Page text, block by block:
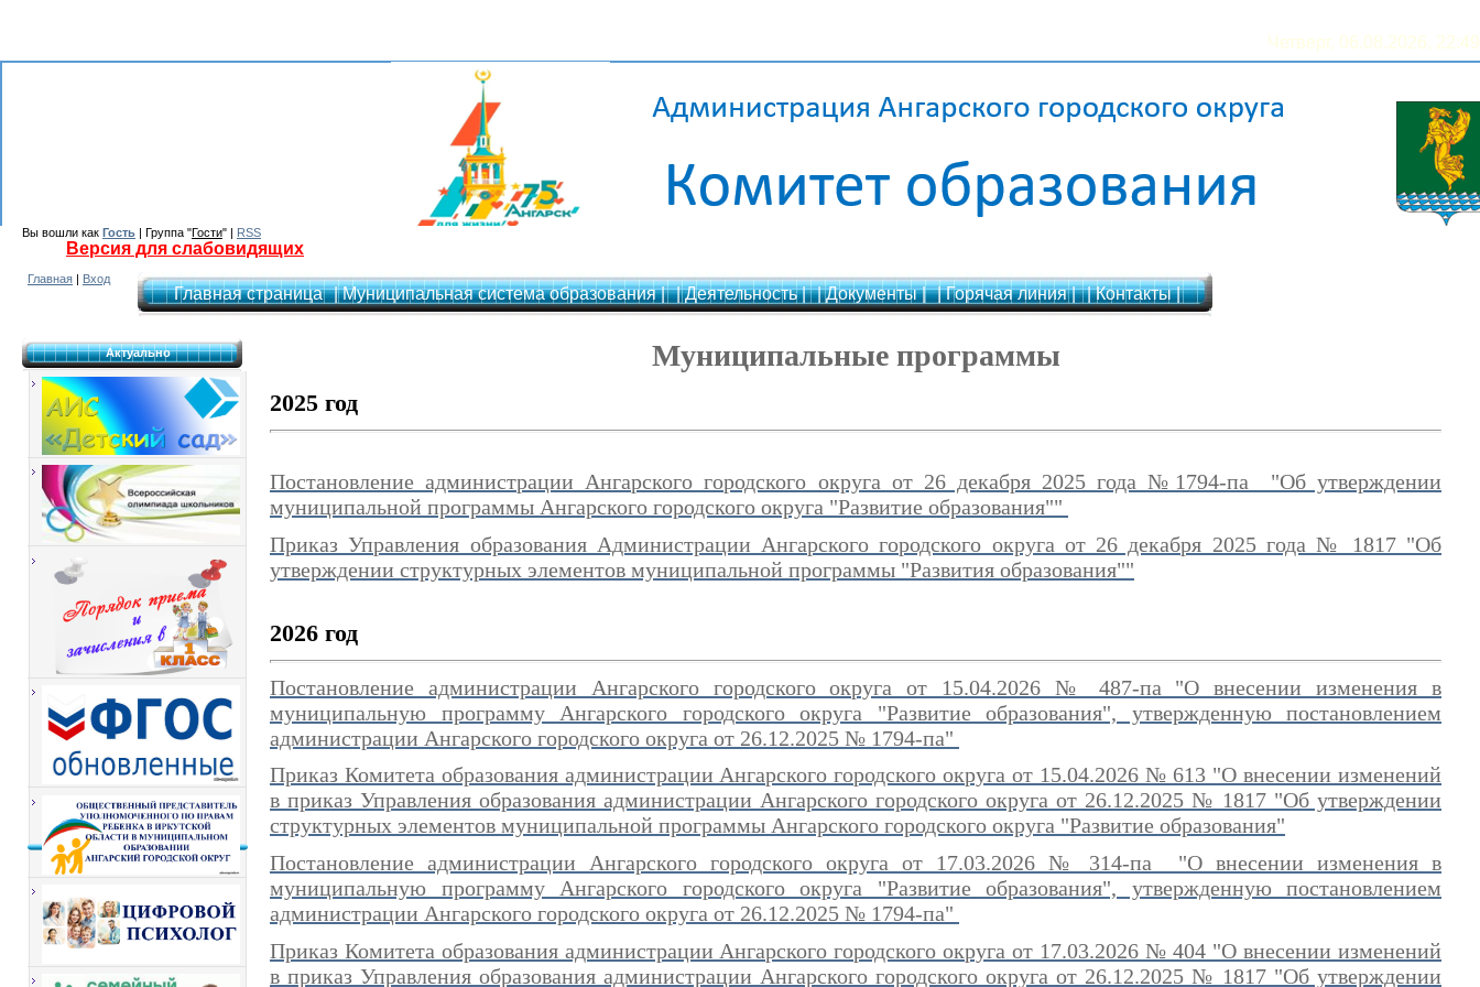
Четверг, 06.08.2026, 22:49
Вы вошли как Гость | Группа "Гости" | RSS
Версия для слабовидящих
Главная | Вход
Главная страница | Муниципальная система образования | | Деятельность | | Документы | | Горячая линия | | Контакты |
Актуально Муниципальные программы
2025 год
Постановление администрации Ангарского городского округа от 26 декабря 2025 года №1794-па "Об утверждении
муниципальной программы Ангарского городского округа "Развитие образования""
Приказ Управления образования Администрации Ангарского городского округа от 26 декабря 2025 года № 1817 "Об
утверждении структурных элементов муниципальной программы "Развития образования""
2026 год
Постановление администрации Ангарского городского округа от 15.04.2026 № 487-па "О внесении изменения в
муниципальную программу Ангарского городского округа "Развитие образования", утвержденную постановлением
администрации Ангарского городского округа от 26.12.2025 № 1794-па"
Приказ Комитета образования администрации Ангарского городского округа от 15.04.2026 № 613 "О внесении изменений
в приказ Управления образования администрации Ангарского городского округа от 26.12.2025 № 1817 "Об утверждении
структурных элементов муниципальной программы Ангарского городского округа "Развитие образования"
Постановление администрации Ангарского городского округа от 17.03.2026 № 314-па "О внесении изменения в
муниципальную программу Ангарского городского округа "Развитие образования", утвержденную постановлением
администрации Ангарского городского округа от 26.12.2025 № 1794-па"
Приказ Комитета образования администрации Ангарского городского округа от 17.03.2026 № 404 "О внесении изменений
в приказ Управления образования администрации Ангарского городского округа от 26.12.2025 № 1817 "Об утверждении